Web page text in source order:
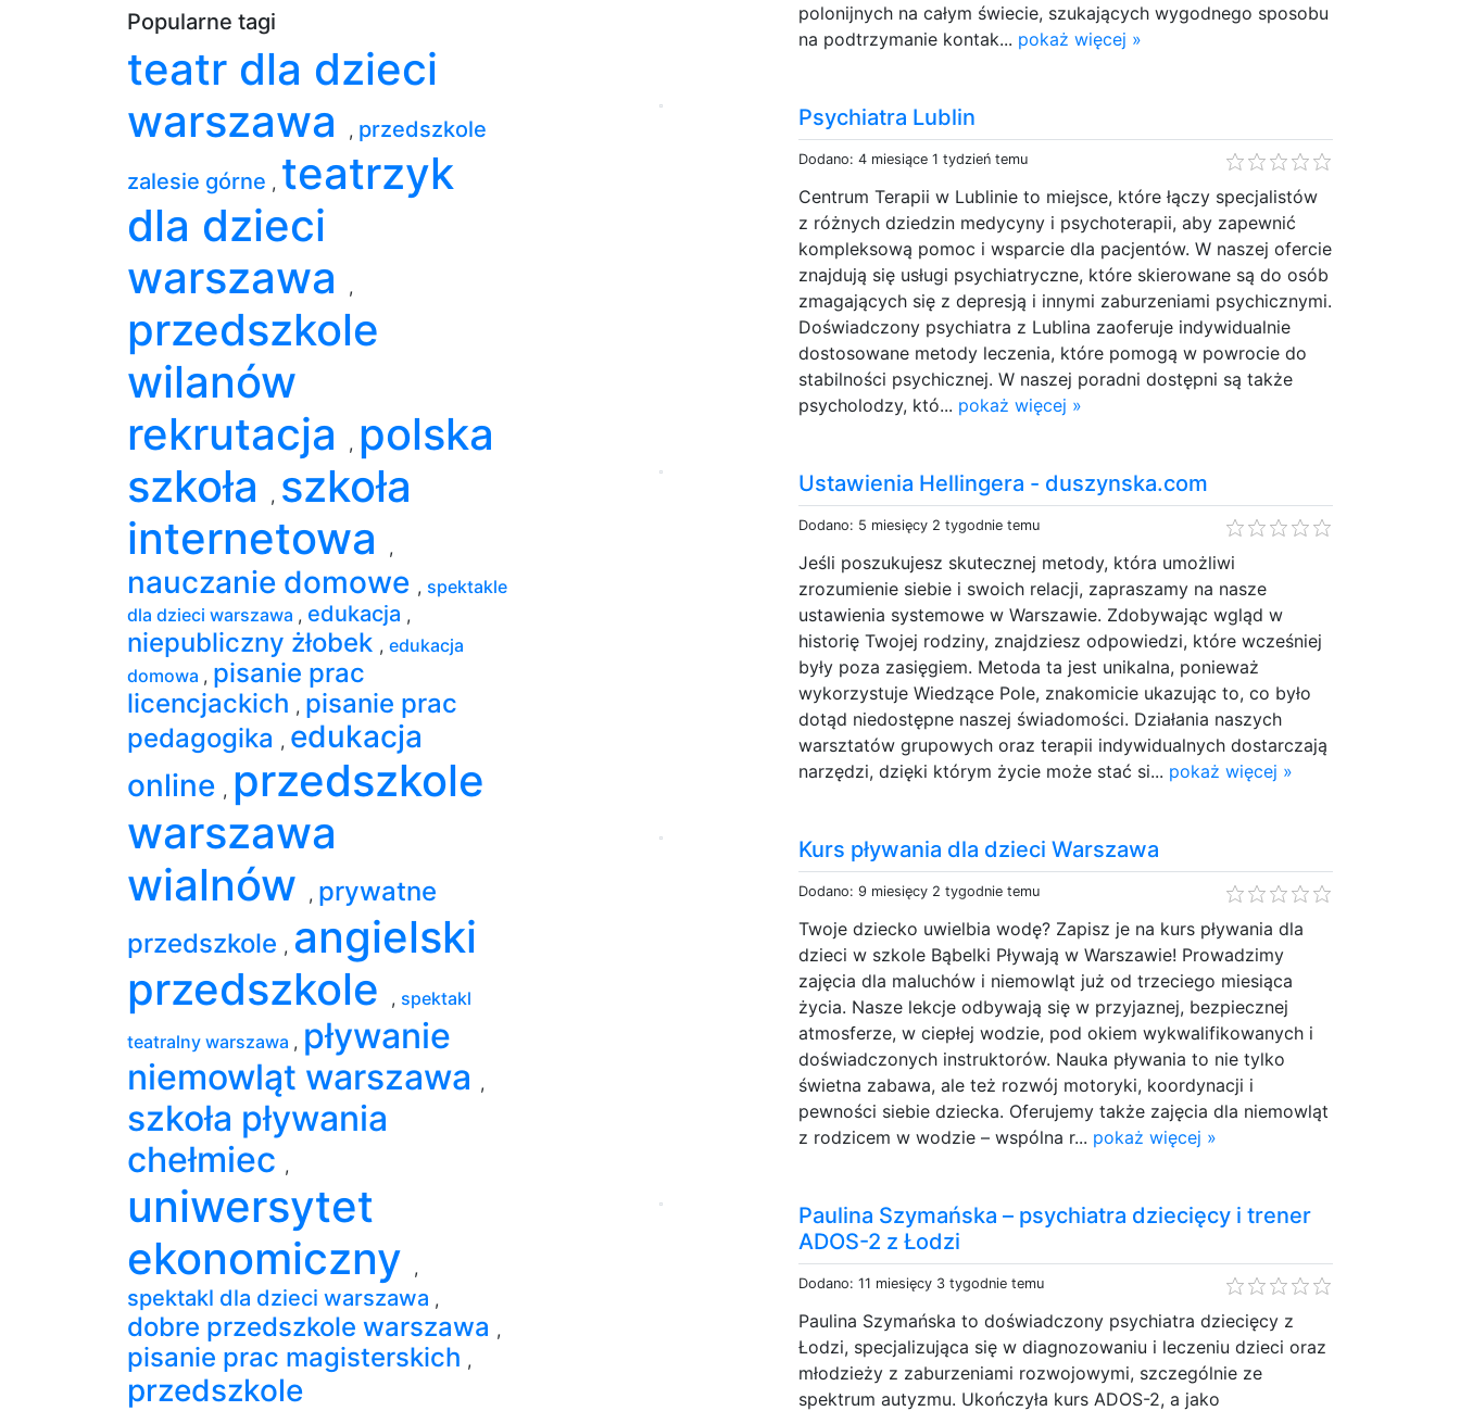
polonijnych na całym świecie, szukających wygodnego sposobu
na podtrzymanie kontak... pokaż więcej »
Psychiatra Lublin
Dodano: 4 miesiące 1 tydzień temu
Centrum Terapii w Lublinie to miejsce, które łączy specjalistów
z różnych dziedzin medycyny i psychoterapii, aby zapewnić
kompleksową pomoc i wsparcie dla pacjentów. W naszej ofercie
znajdują się usługi psychiatryczne, które skierowane są do osób
zmagających się z depresją i innymi zaburzeniami psychicznymi.
Doświadczony psychiatra z Lublina zaoferuje indywidualnie
dostosowane metody leczenia, które pomogą w powrocie do
stabilności psychicznej. W naszej poradni dostępni są także
psycholodzy, któ... pokaż więcej »
Ustawienia Hellingera - duszynska.com
Dodano: 5 miesięcy 2 tygodnie temu
Jeśli poszukujesz skutecznej metody, która umożliwi
zrozumienie siebie i swoich relacji, zapraszamy na nasze
ustawienia systemowe w Warszawie. Zdobywając wgląd w
historię Twojej rodziny, znajdziesz odpowiedzi, które wcześniej
były poza zasięgiem. Metoda ta jest unikalna, ponieważ
wykorzystuje Wiedzące Pole, znakomicie ukazując to, co było
dotąd niedostępne naszej świadomości. Działania naszych
warsztatów grupowych oraz terapii indywidualnych dostarczają
narzędzi, dzięki którym życie może stać si... pokaż więcej »
Kurs pływania dla dzieci Warszawa
Dodano: 9 miesięcy 2 tygodnie temu
Twoje dziecko uwielbia wodę? Zapisz je na kurs pływania dla
dzieci w szkole Bąbelki Pływają w Warszawie! Prowadzimy
zajęcia dla maluchów i niemowląt już od trzeciego miesiąca
życia. Nasze lekcje odbywają się w przyjaznej, bezpiecznej
atmosferze, w ciepłej wodzie, pod okiem wykwalifikowanych i
doświadczonych instruktorów. Nauka pływania to nie tylko
świetna zabawa, ale też rozwój motoryki, koordynacji i
pewności siebie dziecka. Oferujemy także zajęcia dla niemowląt
z rodzicem w wodzie – wspólna r... pokaż więcej »
Paulina Szymańska – psychiatra dziecięcy i trener
ADOS-2 z Łodzi
Dodano: 11 miesięcy 3 tygodnie temu
Paulina Szymańska to doświadczony psychiatra dziecięcy z
Łodzi, specjalizująca się w diagnozowaniu i leczeniu dzieci oraz
młodzieży z zaburzeniami rozwojowymi, szczególnie ze
spektrum autyzmu. Ukończyła kurs ADOS-2, a jako
Popularne tagi
teatr dla dzieci
warszawa
, przedszkole
zalesie górne , teatrzyk
dla dzieci
warszawa
,
przedszkole
wilanów
rekrutacja
, polska
szkoła
, szkoła
internetowa
,
nauczanie domowe , spektakle
dla dzieci warszawa , edukacja ,
niepubliczny żłobek , edukacja
domowa , pisanie prac
licencjackich , pisanie prac
pedagogika , edukacja
online , przedszkole
warszawa
wialnów
, prywatne
przedszkole , angielski
przedszkole
, spektakl
teatralny warszawa , pływanie
niemowląt warszawa ,
szkoła pływania
chełmiec ,
uniwersytet
ekonomiczny
,
spektakl dla dzieci warszawa ,
dobre przedszkole warszawa ,
pisanie prac magisterskich ,
przedszkole